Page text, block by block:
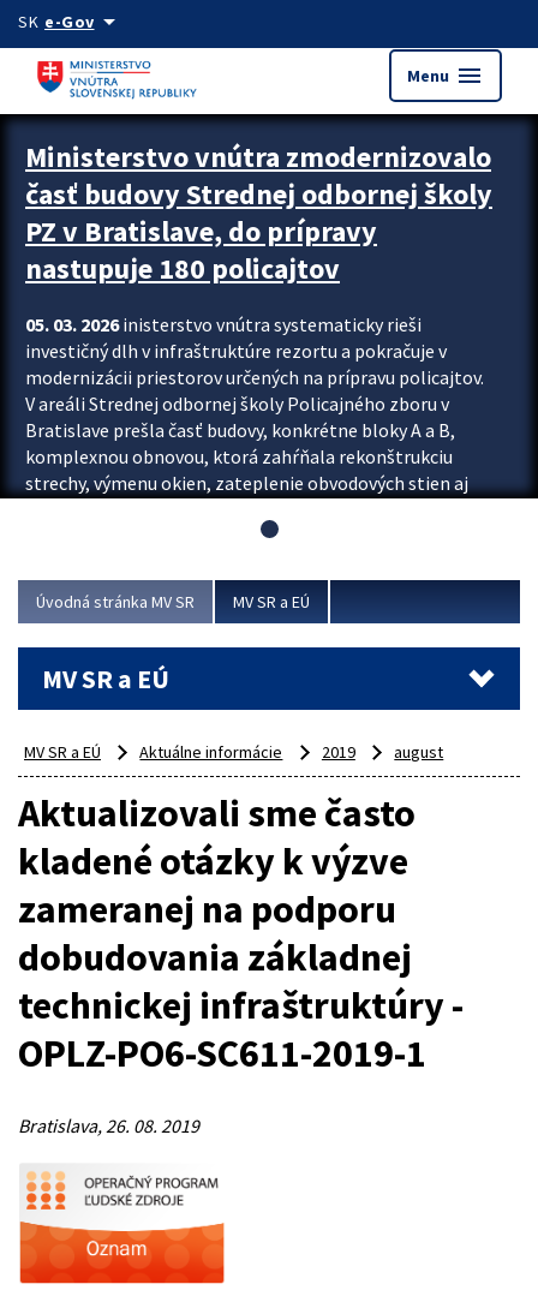
Preskocit na hlavný obsah
SK e-Govarrow_drop_down
Menu menu
Ministerstvo vnútra zmodernizovalo
časť budovy Strednej odbornej školy
PZ v Bratislave, do prípravy
nastupuje 180 policajtov
05. 03. 2026inisterstvo vnútra systematicky rieši
investičný dlh v infraštruktúre rezortu a pokračuje v
modernizácii priestorov určených na prípravu policajtov.
V areáli Strednej odbornej školy Policajného zboru v
Bratislave prešla časť budovy, konkrétne bloky A a B,
komplexnou obnovou, ktorá zahŕňala rekonštrukciu
strechy, výmenu okien, zateplenie obvodových stien aj
aj interiéru, kde vznikli nové učebne a moderné
Viac
Úvodná stránka MV SR MV SR a EÚ
MV SR a EÚ
MV SR a EÚ Aktuálne informácie 2019 august
Aktualizovali sme často
kladené otázky k výzve
zameranej na podporu
dobudovania základnej
technickej infraštruktúry -
OPLZ-PO6-SC611-2019-1
Bratislava, 26. 08. 2019